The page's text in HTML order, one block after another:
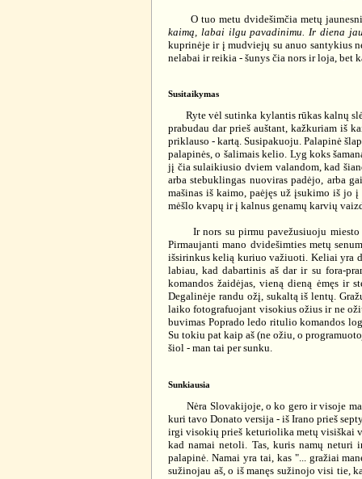
O tuo metu dvidešimčia metų
kaimą, labai ilgu pavadinimu. Ir diena
kuprinėje ir į mudviejų su anuo santykius
nelabai ir reikia - šunys čia nors ir loja, bet
Susitaikymas
Ryte vėl sutinka kylantis rūkas kalnų
prabudau dar prieš auštant, kažkuriam iš
priklauso - kartą. Susipakuoju. Palapinė
palapinės, o šalimais kelio. Lyg koks
jį čia sulaikiusio dviem valandom, kad
arba stebuklingas nuoviras padėjo, arba
mašinas iš kaimo, paėjęs už įsukimo iš jo
mėšlo kvapų ir į kalnus genamų karvių
Ir nors su pirmu pavežusiuoju miesto
Pirmaujanti mano dvidešimties metų
išsirinkus kelią kuriuo važiuoti. Keliai yra
labiau, kad dabartinis aš dar ir su fora-
komandos žaidėjas, vieną dieną ėmęs
Degalinėje randu ožį, sukaltą iš lentų.
laiko fotografuojant visokius ožius ir ne
buvimas Poprado ledo ritulio komandos
Su tokiu pat kaip aš (ne ožiu, o
šiol - man tai per sunku.
Sunkiausia
Nėra Slovakijoje, o ko gero ir visoje
kuri tavo Donato versija - iš Irano prieš
irgi visokių prieš keturiolika metų visiškai
kad namai netoli. Tas, kuris namų neturi
palapinė. Namai yra tai, kas "... gražiai
sužinojau aš, o iš manęs sužinojo visi tie,